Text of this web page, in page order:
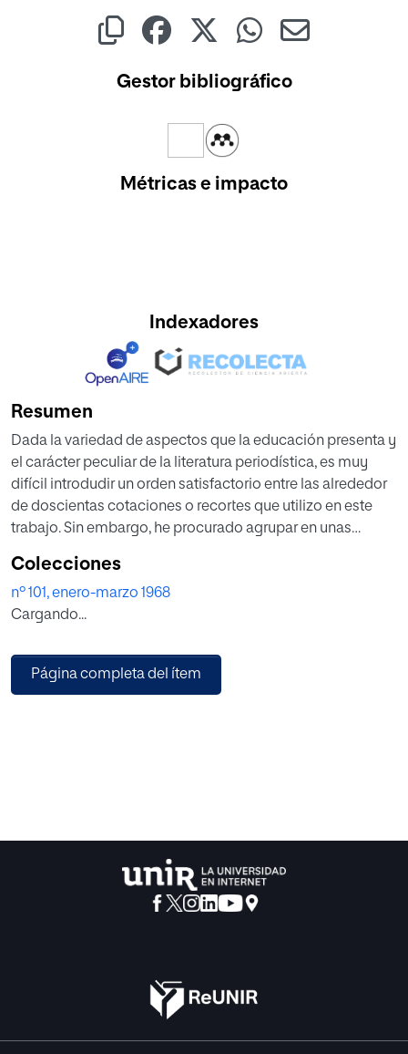
Gestor bibliográfico
Métricas e impacto
Indexadores
Resumen
Dada la variedad de aspectos que la educación presenta y
el carácter peculiar de la literatura periodística, es muy
difícil introdudir un orden satisfactorio entre las alrededor
de doscientas cotaciones o recortes que utilizo en este
trabajo. Sin embargo, he procurado agrupar en unas
opiniones recogidas, utilizándolas como catalizadoras de
las preocupaciones por la educación.
Colecciones
nº 101, enero-marzo 1968
Cargando...
Página completa del ítem